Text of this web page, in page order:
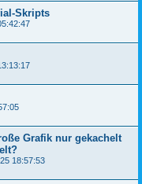
Skripts
Grafik nur gekachelt
18:57:53